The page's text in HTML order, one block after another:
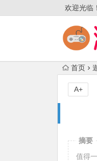
欢迎光临！
首页
A+
摘要
值得